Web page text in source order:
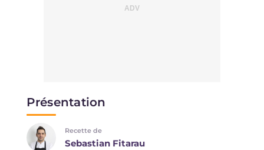
Présentation
Recette de
Sebastian Fitarau